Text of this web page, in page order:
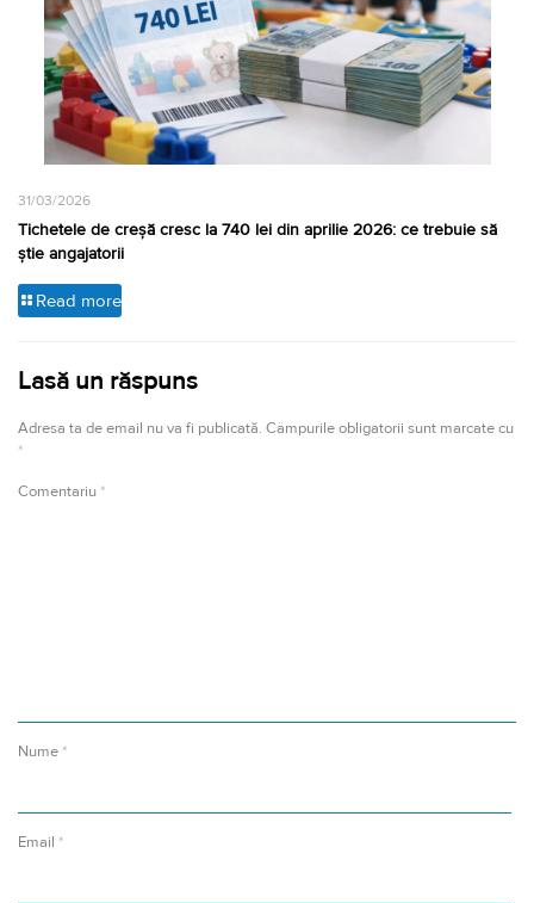
31/03/2026
Tichetele de creșă cresc la 740 lei din aprilie 2026: ce trebuie să
știe angajatorii
Read more
Lasă un răspuns
Adresa ta de email nu va fi publicată. Câmpurile obligatorii sunt marcate cu
*
Comentariu *
Nume *
Email *